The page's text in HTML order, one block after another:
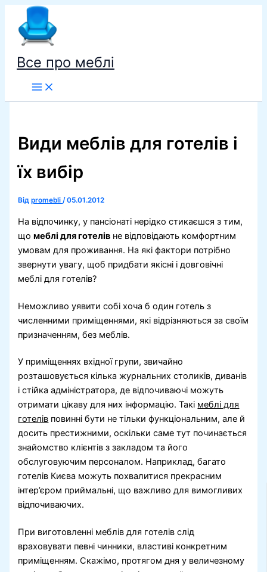
Перейти
вмісту
Все про меблі
Види меблів для готелів і
їх вибір
Відpromebli/05.01.2012
На відпочинку, у пансіонаті нерідко стикаєшся з тим,
щомеблі для готелів не відповідають комфортним
умовам для проживання. На які фактори потрібно
звернути увагу, щоб придбати якісні і довговічні
меблі для готелів?
Неможливо уявити собі хоча б один готель з
численними приміщеннями, які відрізняються за своїм
призначенням, без меблів.
У приміщеннях вхідної групи, звичайно
розташовується кілька журнальних столиків, диванів
і стійка адміністратора, де відпочиваючі можуть
отримати цікаву для них інформацію. Такі меблі для
готелів повинні бути не тільки функціональним, але й
досить престижними, оскільки саме тут починається
знайомство клієнтів з закладом та його
обслуговуючим персоналом. Наприклад, багато
готелів Києва можуть похвалитися прекрасним
інтер’єром приймальні, що важливо для вимогливих
відпочиваючих.
При виготовленні меблів для готелів слід
враховувати певні чинники, властиві конкретним
приміщенням. Скажімо, протягом дня у величезному